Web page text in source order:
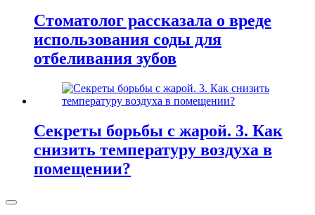
Стоматолог рассказала о вреде
использования соды для
отбеливания зубов
Секреты борьбы с жарой. 3. Как
снизить температуру воздуха в
помещении?